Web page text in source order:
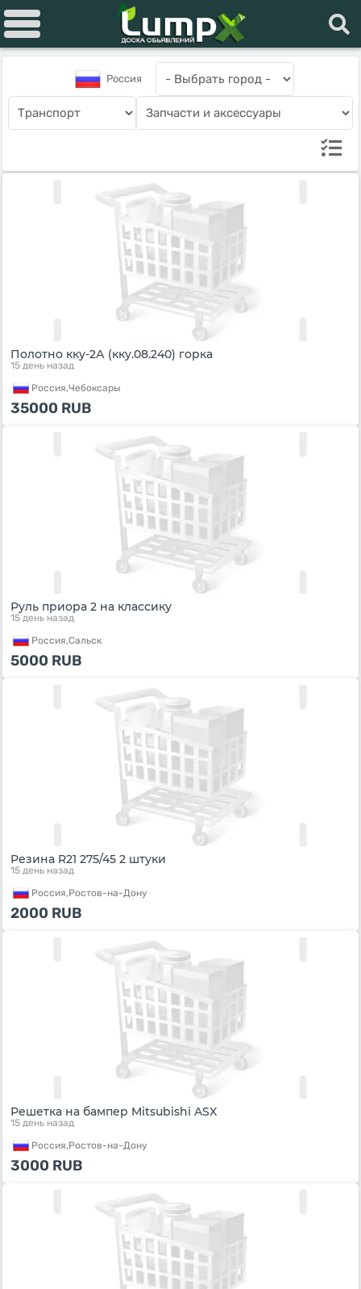
Россия
Полотно кку-2А (кку.08.240) горка
15 день назад
Россия,Чебоксары
35000 RUB
Руль приора 2 на классику
15 день назад
Россия,Сальск
5000 RUB
Резина R21 275/45 2 штуки
15 день назад
Россия,Ростов-на-Дону
2000 RUB
Решетка на бампер Mitsubishi ASX
15 день назад
Россия,Ростов-на-Дону
3000 RUB